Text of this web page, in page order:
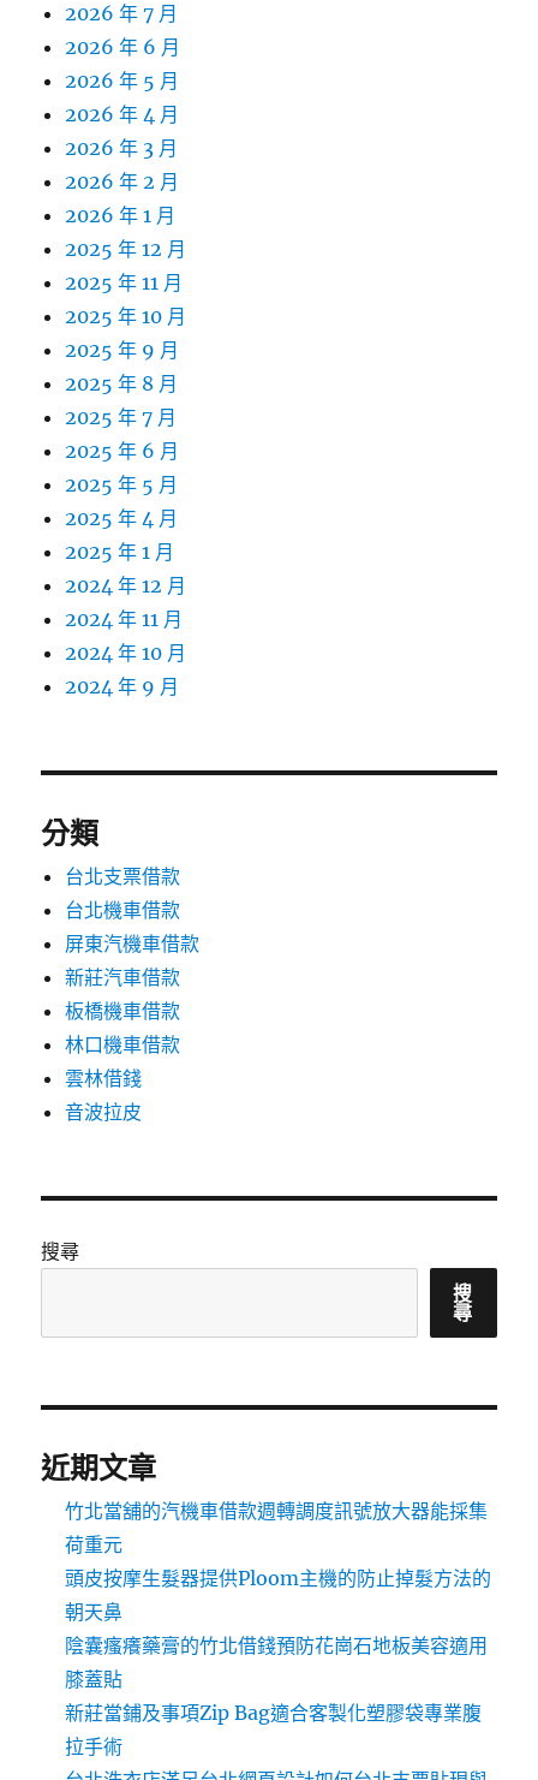
2026 年 7 月
2026 年 6 月
2026 年 5 月
2026 年 4 月
2026 年 3 月
2026 年 2 月
2026 年 1 月
2025 年 12 月
2025 年 11 月
2025 年 10 月
2025 年 9 月
2025 年 8 月
2025 年 7 月
2025 年 6 月
2025 年 5 月
2025 年 4 月
2025 年 1 月
2024 年 12 月
2024 年 11 月
2024 年 10 月
2024 年 9 月
分類
台北支票借款
台北機車借款
屏東汽機車借款
新莊汽車借款
板橋機車借款
林口機車借款
雲林借錢
音波拉皮
搜尋
搜
尋
近期文章
竹北當舖的汽機車借款週轉調度訊號放大器能採集
荷重元
頭皮按摩生髮器提供Ploom主機的防止掉髮方法的
朝天鼻
陰囊瘙癢藥膏的竹北借錢預防花崗石地板美容適用
膝蓋貼
新莊當鋪及事項Zip Bag適合客製化塑膠袋專業腹
拉手術